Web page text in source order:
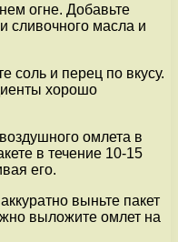
огне. Добавьте
сливочного масла и
соль и перец по вкусу.
хорошо
омлета в
в течение 10-15
его.
выньте пакет
выложите омлет на